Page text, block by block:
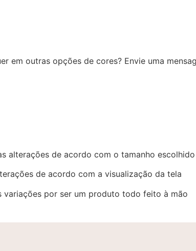
em outras opções de cores? Envie uma
alterações de acordo com o tamanho escolhido
de acordo com a visualização da tela
variações por ser um produto todo feito à mão